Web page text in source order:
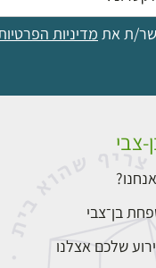
ת את מדיניות
צבי
בן־צבי
שלכם אצלנו